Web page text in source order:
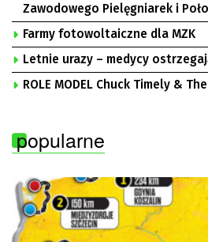
Zawodowego Pielęgniarek i
Uniwersyteckim w Zielonej
Motowidełko, przewodniczący
„Solidarność” Zielona Góra
Farmy fotowoltaiczne dla MZK
Letnie urazy – medycy
ROLE MODEL Chuck Timely &
popularne